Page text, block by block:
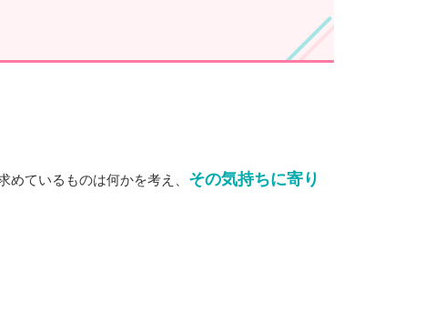
ているものは何かを考え、 その気持ちに寄り